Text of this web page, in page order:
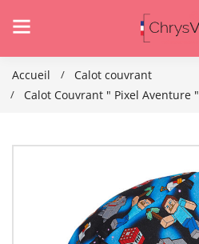
Accueil
Calot couvrant
Calot Couvrant " Pixel Aventure "